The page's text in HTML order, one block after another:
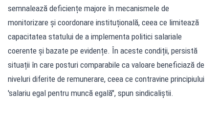
semnalează deficiențe majore în mecanismele de
monitorizare și coordonare instituțională, ceea ce limitează
capacitatea statului de a implementa politici salariale
coerente și bazate pe evidențe. În aceste condiții, persistă
situații în care posturi comparabile ca valoare beneficiază de
niveluri diferite de remunerare, ceea ce contravine principiului
'salariu egal pentru muncă egală", spun sindicaliștii.